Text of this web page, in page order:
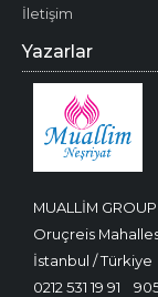
MUALLİM
Oruçreis
İstanbul / Türkiye
0212 531 19 91
İletişim
Yazarlar